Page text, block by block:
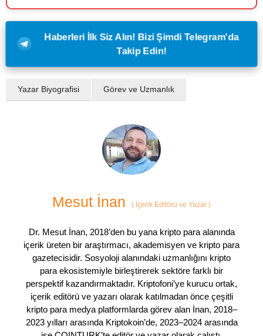
Haberleri İlk Siz Alın! Bizi Şimdi Telegram'da
Takip Edin!
Yazar Biyografisi Görev ve Uzmanlık
Mesut İnan ( İçerik Editörü ve Yazar )
Dr. Mesut İnan, 2018’den bu yana kripto para alanında
içerik üreten bir araştırmacı, akademisyen ve kripto para
gazetecisidir. Sosyoloji alanındaki uzmanlığını kripto
para ekosistemiyle birleştirerek sektöre farklı bir
perspektif kazandırmaktadır. Kriptofoni’ye kurucu ortak,
içerik editörü ve yazarı olarak katılmadan önce çeşitli
kripto para medya platformlarda görev alan İnan, 2018–
2023 yılları arasında Kriptokoin’de, 2023–2024 arasında